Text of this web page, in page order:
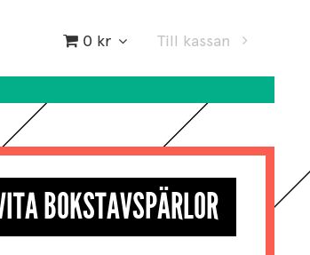
0 kr Till kassan
BOKSTAVSPÄRLOR